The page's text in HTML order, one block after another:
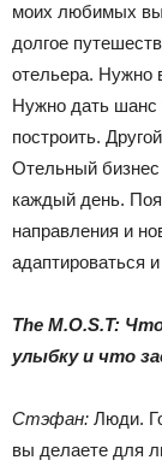
моих любимых
долгое
отельера. Нужно
Нужно дать шанс
построить.
Отельный бизнес
каждый день.
направления и
адаптироваться
The M.O.S.T:
улыбку и что
Стэфан: Люди.
вы делаете для